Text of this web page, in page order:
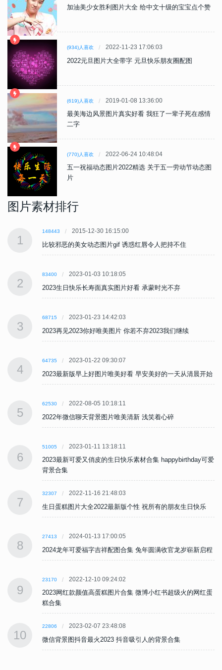
加油美少女胜利图片大全 给中文十级的宝宝点个赞
(934)人喜欢 2022-11-23 17:06:03
2022元旦图片大全带字 元旦快乐朋友圈配图
(619)人喜欢 2019-01-08 13:36:00
最美海边风景图片真实好看 我狂了一辈子死在感情
二字
(770)人喜欢 2022-06-24 10:48:04
五一祝福动态图片2022精选 关于五一劳动节动态图
片
图片素材排行
1
148443 2015-12-30 16:15:00
比较邪恶的美女动态图片gif 诱惑红唇令人把持不住
2
83400 2023-01-03 10:18:05
2023生日快乐长寿面真实图片好看 承蒙时光不弃
3
68715 2023-01-23 14:42:03
2023再见2023你好唯美图片 你若不弃2023我们继续
4
64735 2023-01-22 09:30:07
2023最新版早上好图片唯美好看 早安美好的一天从清晨开始
5
62530 2022-08-05 10:18:11
2022年微信聊天背景图片唯美清新 浅笑着心碎
6
51005 2023-01-11 13:18:11
2023最新可爱又俏皮的生日快乐素材合集 happybirthday可爱
背景合集
7
32307 2022-11-16 21:48:03
生日蛋糕图片大全2022最新版个性 祝所有的朋友生日快乐
8
27413 2024-01-13 17:00:05
2024龙年可爱福字吉祥配图合集 兔年圆满收官龙岁崭新启程
9
23170 2022-12-10 09:24:02
2023网红款颜值高蛋糕图片合集 微博小红书超级火的网红蛋
糕合集
10
22806 2023-02-07 23:48:08
微信背景图抖音最火2023 抖音吸引人的背景合集